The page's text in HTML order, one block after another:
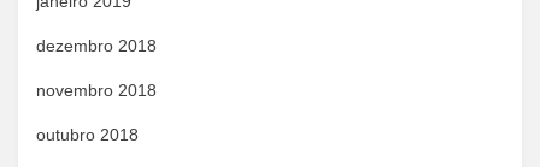
dezembro 2018
novembro 2018
outubro 2018